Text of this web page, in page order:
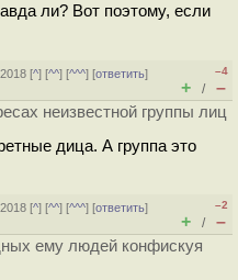
ли? Вот поэтому, если
[^] [^^] [^^^] [ответить]
–4
+ / –
неизвестной группы лиц
дица. А группа это
[^] [^^] [^^^] [ответить]
–2
+ / –
ему людей конфискуя